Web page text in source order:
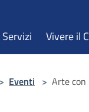
Servizi Vivere il
> Eventi > Arte